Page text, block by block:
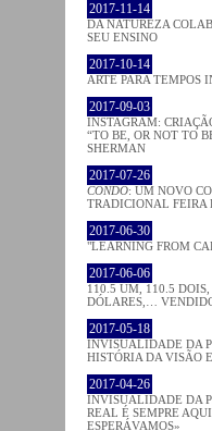
2017-11-14
DA NATUREZA
SEU ENSINO
2017-10-14
ARTE PARA TEMPOS
2017-09-03
INSTAGRAM:
“TO BE, OR NOT TO
SHERMAN
2017-07-26
CONDO: UM NOVO
TRADICIONAL FEIRA
2017-06-30
"LEARNING FROM
2017-06-06
110.5 UM, 110.5
DÓLARES,…
2017-05-18
INVISUALIDADE DA
HISTÓRIA DA VISÃO
2017-04-26
INVISUALIDADE DA
REAL É SEMPRE
ESPERÁVAMOS»